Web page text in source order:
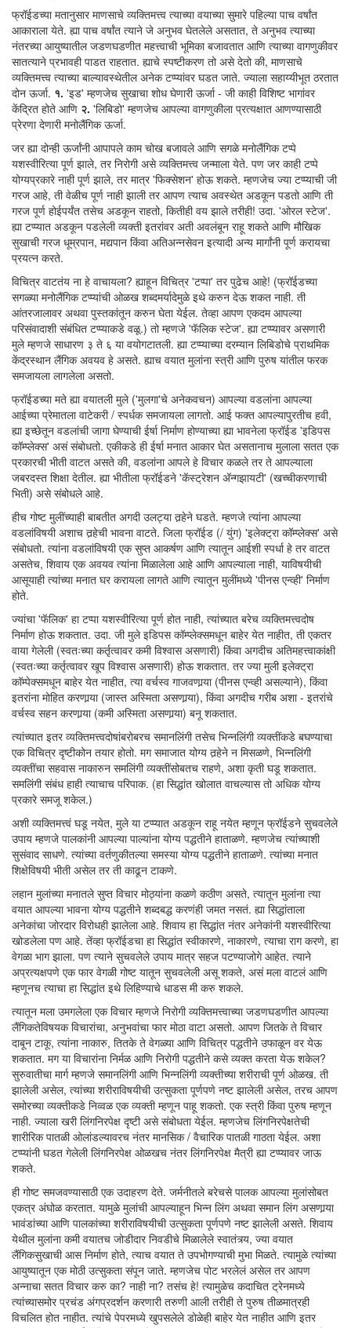
फ्रॉईडच्या मतानुसार माणसाचे व्यक्तिमत्त्व त्याच्या वयाच्या सुमारे पहिल्या पाच वर्षांत
आकाराला येते. ह्या पाच वर्षांत त्याने जे अनुभव घेतलेले असतात, ते अनुभव त्याच्या
नंतरच्या आयुष्यातील जडणघडणीत महत्त्वाची भूमिका बजावतात आणि त्याच्या वागणुकीवर
सातत्याने प्रभावही पाडत राहतात. ह्याचे स्पष्टीकरण तो असे देतो की, माणसाचे
व्यक्तिमत्त्व त्याच्या बाल्यावस्थेतील अनेक टप्प्यांवर घडत जाते. ज्याला सहाय्यीभूत ठरतात
दोन ऊर्जा. १. 'इड' म्हणजेच सुखाचा शोध घेणारी ऊर्जा - जी काही विशिष्ट भागांवर
केंद्रित होते आणि २. 'लिबिडो' म्हणजेच आपल्या वागणुकीला प्रत्यक्षात आणण्यासाठी
प्रेरणा देणारी मनोलैंगिक ऊर्जा.
जर ह्या दोन्ही ऊर्जांनी आपापले काम चोख बजावले आणि सगळे मनोलैंगिक टप्पे
यशस्वीरित्या पूर्ण झाले, तर निरोगी असे व्यक्तिमत्त्व जन्माला येते. पण जर काही टप्पे
योग्यप्रकारे नाही पूर्ण झाले, तर मात्र 'फिक्सेशन' होऊ शकते. म्हणजेच ज्या टप्प्याची जी
गरज आहे, ती वेळीच पूर्ण नाही झाली तर आपण त्याच अवस्थेत अडकून पडतो आणि ती
गरज पूर्ण होईपर्यंत तसेच अडकून राहतो, कितीही वय झाले तरीही! उदा. 'ओरल स्टेज'.
ह्या टप्प्यात अडकून पडलेली व्यक्ती इतरांवर अती अवलंबून राहू शकते आणि मौखिक
सुखाची गरज धूम्रपान, मद्यपान किंवा अतिअन्नसेवन इत्यादी अन्य मार्गांनी पूर्ण करायचा
प्रयत्न करते.
विचित्र वाटतंय ना हे वाचायला? ह्याहून विचित्र 'टप्पा' तर पुढेच आहे! (फ्रॉईडच्या
सगळ्या मनोलैंगिक टप्प्यांची ओळख शब्दमर्यादेमुळे इथे करुन देऊ शकत नाही. ती
आंतरजालावर अथवा पुस्तकांतून करुन घेता येईल. तेव्हा आपण एकदम आपल्या
परिसंवादाशी संबंधित टप्प्याकडे वळू.) तो म्हणजे 'फॅलिक स्टेज'. ह्या टप्प्यावर असणारी
मुले म्हणजे साधारण ३ ते ६ या वयोगटातली. ह्या टप्प्याच्या दरम्यान लिबिडोचे प्राथमिक
केंद्रस्थान लैंगिक अवयव हे असते. ह्याच वयात मुलांना स्त्री आणि पुरुष यांतील फरक
समजायला लागलेला असतो.
फ्रॉईडच्या मते ह्या वयातली मुले ('मुलगा'चे अनेकवचन) आपल्या वडलांना आपल्या
आईच्या प्रेमातला वाटेकरी / स्पर्धक समजायला लागतो. आई फक्त आपल्यापुरतीच हवी,
ह्या इच्छेतून वडलांची जागा घेण्याची ईर्षा निर्माण होण्याच्या ह्या भावनेला फ्रॉईड 'इडिपस
कॉम्प्लेक्स' असं संबोधतो. एकीकडे ही ईर्षा मनात आकार घेत असतानाच मुलाला सतत एक
प्रकारची भीती वाटत असते की, वडलांना आपले हे विचार कळले तर ते आपल्याला
जबरदस्त शिक्षा देतील. ह्या भीतीला फ्रॉईडने 'कॅस्ट्रेशन अ‍ॅन्गझायटी' (खच्चीकरणाची
भिती) असे संबोधले आहे.
हीच गोष्ट मुलींच्याही बाबतीत अगदी उलट्या तर्‍हेने घडते. म्हणजे त्यांना आपल्या
वडलांविषयी अशाच तर्‍हेची भावना वाटते. जिला फ्रॉईड (/ युंग) 'इलेक्ट्रा कॉम्प्लेक्स' असे
संबोधतो. त्यांना वडलांविषयी एक सुप्त आकर्षण आणि त्यातून आईशी स्पर्धा हे तर वाटत
असतेच, शिवाय एक अवयव त्यांना मिळालेला आहे आणि आपल्याला नाही, याविषयीची
आसूयाही त्यांच्या मनात घर करायला लागते आणि त्यातून मुलींमध्ये 'पीनस एन्व्ही' निर्माण
होते.
ज्यांचा 'फॅलिक' हा टप्पा यशस्वीरित्या पूर्ण होत नाही, त्यांच्यात बरेच व्यक्तिमत्त्वदोष
निर्माण होऊ शकतात. उदा. जी मुले इडिपस कॉम्प्लेक्समधून बाहेर येत नाहीत, ती एकतर
वाया गेलेली (स्वतःच्या कर्तृत्वावर कमी विश्वास असणारी) किंवा अगदीच अतिमहत्त्वाकांक्षी
(स्वतःच्या कर्तृत्वावर खूप विश्वास असणारी) होऊ शकतात. तर ज्या मुली इलेक्ट्रा
कॉम्पेक्समधून बाहेर येत नाहीत, त्या वर्चस्व गाजवणार्‍या (पीनस एन्व्ही असल्याने), किंवा
इतरांना मोहित करणार्‍या (जास्त अस्मिता असणार्‍या), किंवा अगदीच गरीब अशा - इतरांचे
वर्चस्व सहन करणार्‍या (कमी अस्मिता असणार्‍या) बनू शकतात.
त्यांच्यात इतर व्यक्तिमत्त्वदोषांबरोबरच समानलिंगी तसेच भिन्नलिंगी व्यक्तींकडे बघण्याचा
एक विचित्र दृष्टीकोन तयार होतो. मग समाजात योग्य तर्‍हेने न मिसळणे, भिन्नलिंगी
व्यक्तींचा सहवास नाकारुन समलिंगी व्यक्तींसोबतच राहणे, अशा कृती घडू शकतात.
समलिंगी संबंध हाही त्याचाच परिपाक. (हा सिद्धांत खोलात वाचल्यास तो अधिक योग्य
प्रकारे समजू शकेल.)
अशी व्यक्तिमत्त्वं घडू नयेत, मुले या टप्प्यात अडकून राहू नयेत म्हणून फ्रॉईडने सुचवलेले
उपाय म्हणजे पालकांनी आपल्या पाल्यांना योग्य पद्धतीने हाताळणे. म्हणजेच त्यांच्याशी
सुसंवाद साधणे. त्यांच्या वर्तणुकीतल्या समस्या योग्य पद्धतीने हाताळणे. त्यांच्या मनात
शिक्षेविषयी भीती असेल तर ती काढून टाकणे.
लहान मुलांच्या मनातले सुप्त विचार मोठ्यांना कळणे कठीण असते, त्यातून मुलांना त्या
वयात आपल्या भावना योग्य पद्धतीने शब्दबद्ध करणंही जमत नसतं. ह्या सिद्धांताला
अनेकांचा जोरदार विरोधही झालेला आहे. शिवाय हा सिद्धांत नंतर अनेकांनी यशस्वीरित्या
खोडलेला पण आहे. तेंव्हा फ्रॉईडचा हा सिद्धांत स्वीकारणे, नाकारणे, त्याचा राग करणे, हा
वेगळा भाग झाला. पण त्याने सुचवलेले उपाय मात्र सहज पटण्याजोगे आहेत. त्याने
अप्रत्यक्षपणे एक फार वेगळी गोष्ट यातून सुचवलेली असू शकते, असं मला वाटलं आणि
म्हणूनच त्याचा हा सिद्धांत इथे लिहिण्याचे धाडस मी करु शकले.
त्यातून मला उमगलेला एक विचार म्हणजे निरोगी व्यक्तिमत्त्वाच्या जडणघडणीत आपल्या
लैंगिकतेविषयक विचारांचा, अनुभवांचा फार मोठा वाटा असतो. आपण जितके ते विचार
दाबून टाकू, त्यांना नाकारु, तितके ते वेगळ्या आणि विचित्र पद्धतीने उफाळून वर येऊ
शकतात. मग या विचारांना निर्मळ आणि निरोगी पद्धतीने कसे व्यक्त करता येऊ शकेल?
सुरुवातीचा मार्ग म्हणजे समानलिंगी आणि भिन्नलिंगी व्यक्तीच्या शरीराची पूर्ण ओळख. ती
झालेली असेल, त्यांच्या शरीराविषयीची उत्सुकता पूर्णपणे नष्ट झालेली असेल, तरच आपण
समोरच्या व्यक्तीकडे निव्वळ एक व्यक्ती म्हणून पाहू शकतो. एक स्त्री किंवा पुरुष म्हणून
नाही. ज्याला खरी लिंगनिरपेक्ष दृष्टी असे संबोधता येईल. म्हणजेच लिंगनिरपेक्षतेची
शारीरिक पातळी ओलांडल्यावरच नंतर मानसिक / वैचारिक पातळी गाठता येईल. अशा
टप्प्यांनी घडत गेलेली लिंगनिरपेक्ष ओळखच नंतर लिंगनिरपेक्ष मैत्री ह्या टप्प्यावर जाऊ
शकते.
ही गोष्ट समजवण्यासाठी एक उदाहरण देते. जर्मनीतले बरेचसे पालक आपल्या मुलांसोबत
एकत्र अंघोळ करतात. यामुळे मुलांची आपल्याहून भिन्न लिंग अथवा समान लिंग असणार्‍या
भावंडांच्या आणि पालकांच्या शरीराविषयीची उत्सुकता पूर्णपणे नष्ट झालेली असते. शिवाय
येथील मुलांना कमी वयातच जोडीदार निवडीचे मिळालेले स्वातंत्र्य, ज्या वयात
लैंगिकसुखाची आस निर्माण होते, त्याच वयात ते उपभोगण्याची मुभा मिळते. त्यामुळे त्यांच्या
आयुष्यातून एक मोठी उत्सुकता संपून जाते. म्हणजेच पोट भरलेलं असेल तर आपण
अन्नाचा सतत विचार करु का? नाही ना? तसंच हे! त्यामुळेच कदाचित ट्रेनमध्ये
त्यांच्यासमोर प्रचंड अंगप्रदर्शन करणारी तरुणी आली तरीही ते पुरुष तीळमात्रही
विचलित होत नाहीत. त्यांचे पेपरमध्ये खुपसलेले डोळेही बाहेर येत नाहीत आणि इतर